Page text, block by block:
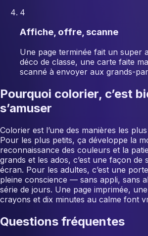
4
Affiche, offre, scanne
Une page terminée fait un super
déco de classe, une carte faite
scanné à envoyer aux grands-
Pourquoi colorier, c’est
s’amuser
Colorier est l’une des manières les
Pour les plus petits, ça développe la
reconnaissance des couleurs et la
grands et les ados, c’est une façon de
écran. Pour les adultes, c’est une
pleine conscience — sans appli, sans
série de jours. Une page imprimée,
crayons et dix minutes au calme font
Questions fréquentes